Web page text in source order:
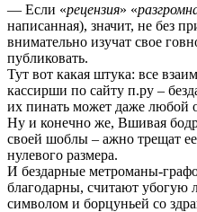
— Если «рецензия» «
написанная), значит, не без
внимательно изучат свое
публиковать.
Тут вот какая штука: все
кассирши по сайту п.ру –
их пинать может даже любой
Ну и конечно же, Вшивая
своей шоблы – ажно трещат
нулевого размера.
И бездарные метроманы-
благодарны, считают убогую
символом и борцуньей со